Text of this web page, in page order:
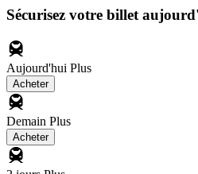
Sécurisez votre billet
Aujourd'hui Plus
Acheter
Demain Plus
Acheter